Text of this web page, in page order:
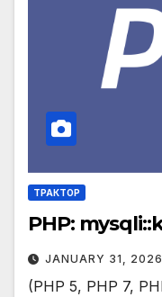
ТРАКТОР
PHP:
JANUARY 31, 2026
(PHP 5, PHP 7,